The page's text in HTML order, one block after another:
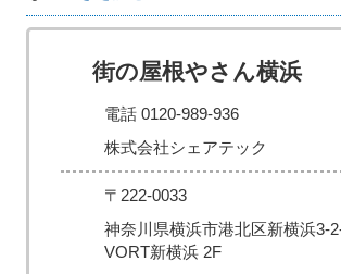
街の屋根やさん横浜
電話 0120-989-936
株式会社シェアテック
〒222-0033
神奈川県横浜市港北区新横浜3-
VORT新横浜 2F